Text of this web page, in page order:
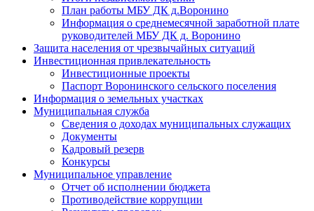
План работы МБУ ДК д.Воронино
Информация о среднемесячной заработной плате
руководителей МБУ ДК д. Воронино
Защита населения от чрезвычайных ситуаций
Инвестиционная привлекательность
Инвестиционные проекты
Паспорт Воронинского сельского поселения
Информация о земельных участках
Муниципальная служба
Сведения о доходах муниципальных служащих
Документы
Кадровый резерв
Конкурсы
Муниципальное управление
Отчет об исполнении бюджета
Противодействие коррупции